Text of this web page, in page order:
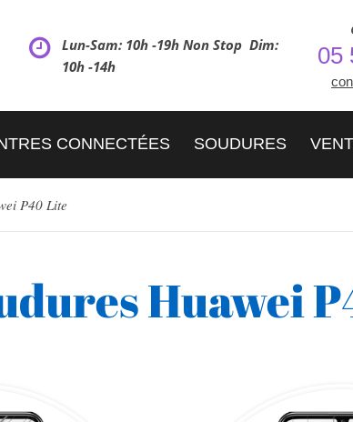
Lun-Sam: 10h -19h Non Stop Dim:
10h -14h
05
CONNECTÉES SOUDURES
P40 Lite
Huawei